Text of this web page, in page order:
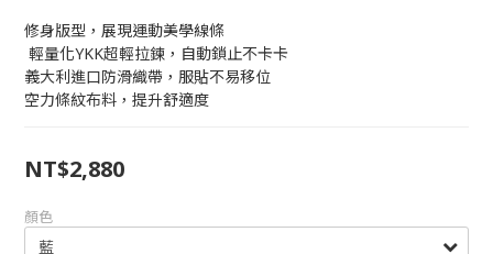
修身版型，展現運動美學線條
輕量化YKK超輕拉鍊，自動鎖止不卡卡
義大利進口防滑織帶，服貼不易移位
空力條紋布料，提升舒適度
NT$2,880
顏色